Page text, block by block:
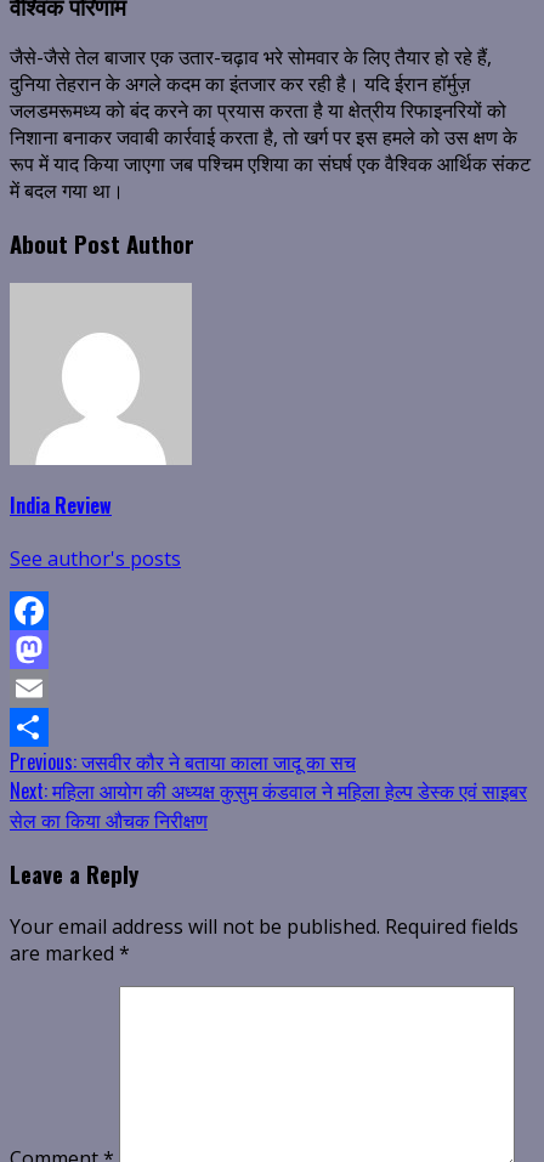
जैसे-जैसे तेल बाजार एक उतार-चढ़ाव भरे सोमवार के लिए तैयार हो रहे हैं,
दुनिया तेहरान के अगले कदम का इंतजार कर रही है। यदि ईरान हॉर्मुज़
जलडमरूमध्य को बंद करने का प्रयास करता है या क्षेत्रीय रिफाइनरियों को
निशाना बनाकर जवाबी कार्रवाई करता है, तो खर्ग पर इस हमले को उस क्षण के
रूप में याद किया जाएगा जब पश्चिम एशिया का संघर्ष एक वैश्विक आर्थिक संकट
में बदल गया था।
About Post Author
India Review
See author's posts
Facebook
Mastodon
Email
Share
Continue
Reading
Previous:जसवीर कौर ने बताया काला जादू का सच
Next:महिला आयोग की अध्यक्ष कुसुम कंडवाल ने महिला हेल्प डेस्क एवं साइबर
सेल का किया औचक निरीक्षण
Leave a Reply
Your email address will not be published. Required fields
are marked *